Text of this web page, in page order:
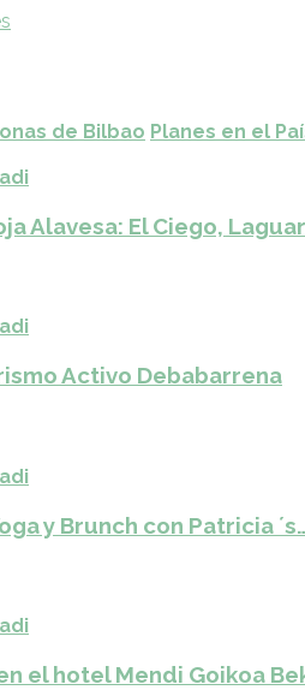
de Bilbao Planes en el
Alavesa: El Ciego,
Activo Debabarrena
y Brunch con Patricia
el hotel Mendi Goikoa